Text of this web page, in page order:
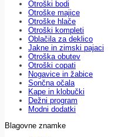
Otroški bodi
Otroške majice
Otroške hlače
Otroški kompleti
Oblačila za deklico
Jakne in zimski pajaci
Otroška obutev
Otroški copati
Nogavice in žabice
Sončna očala
Kape in klobučki
Dežni program
Modni dodatki
Blagovne znamke